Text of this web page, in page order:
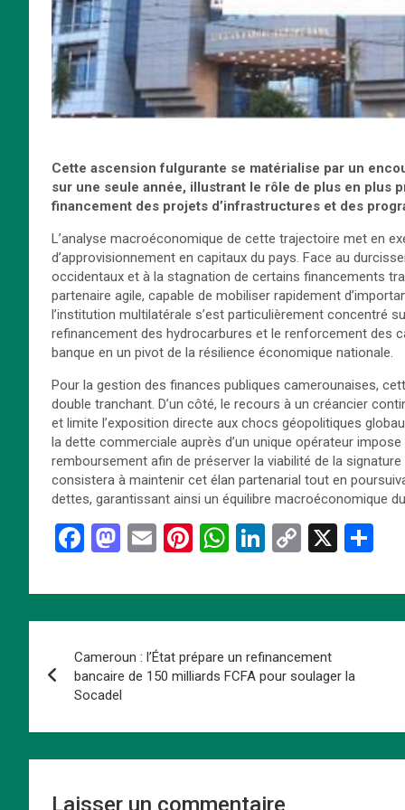
Cette ascension fulgurante se matérialise par un
sur une seule année, illustrant le rôle de plus en plus
financement des projets d’infrastructures et des
L’analyse macroéconomique de cette trajectoire met en
d’approvisionnement en capitaux du pays. Face au
occidentaux et à la stagnation de certains financements
partenaire agile, capable de mobiliser rapidement
l’institution multilatérale s’est particulièrement concentré
refinancement des hydrocarbures et le renforcement des
banque en un pivot de la résilience économique nationale.
Pour la gestion des finances publiques camerounaises,
double tranchant. D’un côté, le recours à un créancier
et limite l’exposition directe aux chocs géopolitiques
la dette commerciale auprès d’un unique opérateur
remboursement afin de préserver la viabilité de la
consistera à maintenir cet élan partenarial tout en
dettes, garantissant ainsi un équilibre macroéconomique
F
ce
b
o
o
k
M
st
o
d
o
n
E
ail
Pi
er
es
t
W
at
s
A
p
Li
ke
dI
n
C
py
Li
n
k
X
ta
g
de
Cameroun : l’État prépare un refinancement
bancaire de 150 milliards FCFA pour soulager la
Socadel
Laisser un commentaire